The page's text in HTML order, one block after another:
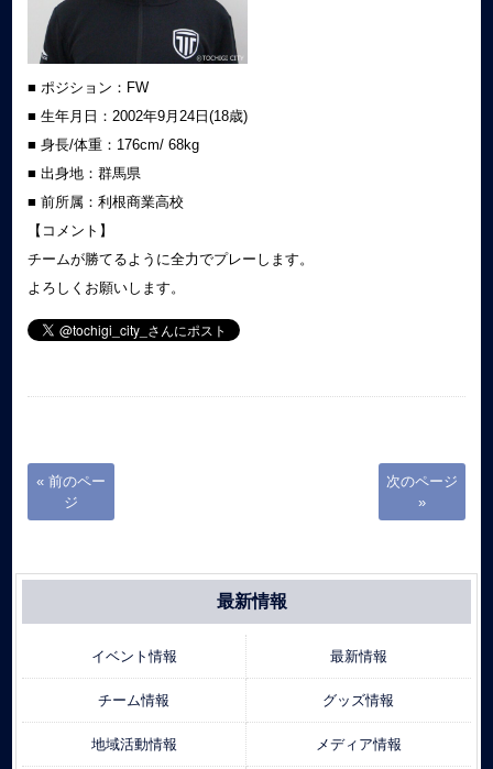
■ ポジション：FW
■ 生年月日：2002年9月24日(18歳)
■ 身長/体重：176cm/ 68kg
■ 出身地：群馬県
■ 前所属：利根商業高校
【コメント】
チームが勝てるように全力でプレーします。
よろしくお願いします。
« 前のペー
ジ
次のページ
»
最新情報
イベント情報 最新情報
チーム情報 グッズ情報
地域活動情報 メディア情報